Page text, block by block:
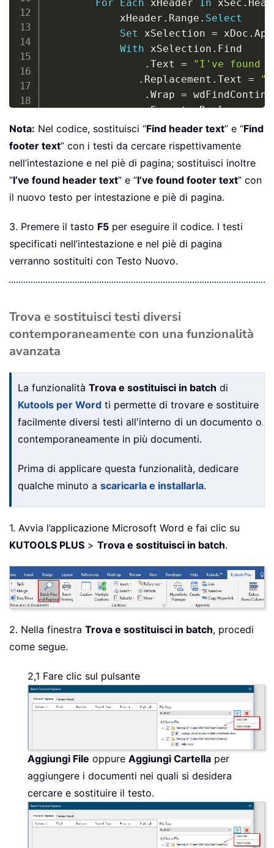
For Each xHeader In xSec .
            xHeader
. Range . Select
Set xSelection = xDoc .
With xSelection . Find
. Text =
"I've found
. Replacement . Text =
. Wrap =
.Execute Replace:=
End With
Next xHeader
Each xFooter
            xFooter
.Range
Select
Set xSelection = xDoc.
With xSelection.Find
.Replacement .Text
.Wrap =
.Execute Replace
Next xSec
    xDoc
.ActiveWindow.
If xDoc. ActiveWindow.View.
        xDoc
Else
        xDoc
. ActiveWindow.View
End If
    xDoc
.
Nota: Nel codice, sostituisci “Find header text” e “Find
footer text” con i testi da cercare rispettivamente
nell’intestazione e nel piè di pagina; sostituisci inoltre
“I’ve found header text” e “I’ve found footer text” con
il nuovo testo per intestazione e piè di pagina.
3. Premere il tasto F5 per eseguire il codice. I testi
specificati nell’intestazione e nel piè di pagina
verranno sostituiti con Testo Nuovo.
Trova e sostituisci testi diversi
contemporaneamente con una funzionalità
avanzata
La funzionalità Trova e sostituisci in batch di
Kutools per Word ti permette di trovare e sostituire
facilmente diversi testi all'interno di un documento o
contemporaneamente in più documenti.
Prima di applicare questa funzionalità, dedicare
qualche minuto a scaricarla e installarla.
1. Avvia l’applicazione Microsoft Word e fai clic su
KUTOOLS PLUS > Trova e sostituisci in batch.
2. Nella finestra Trova e sostituisci in batch, procedi
come segue.
2,1 Fare clic sul pulsante
Aggiungi File oppure Aggiungi Cartella per
aggiungere i documenti nei quali si desidera
cercare e sostituire il testo.